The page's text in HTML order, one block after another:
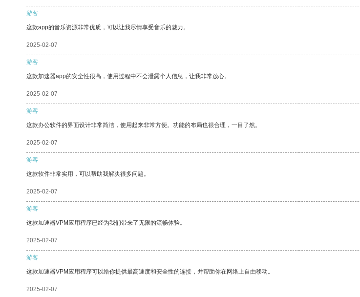
游客
这款app的音乐资源非常优质，可以让我尽情享受音乐的魅力。
2025-02-07
游客
这款加速器app的安全性很高，使用过程中不会泄露个人信息，让我非常放心。
2025-02-07
游客
这款办公软件的界面设计非常简洁，使用起来非常方便。功能的布局也很合理，一目了然。
2025-02-07
游客
这款软件非常实用，可以帮助我解决很多问题。
2025-02-07
游客
这款加速器VPM应用程序已经为我们带来了无限的流畅体验。
2025-02-07
游客
这款加速器VPM应用程序可以给你提供最高速度和安全性的连接，并帮助你在网络上自由移动。
2025-02-07